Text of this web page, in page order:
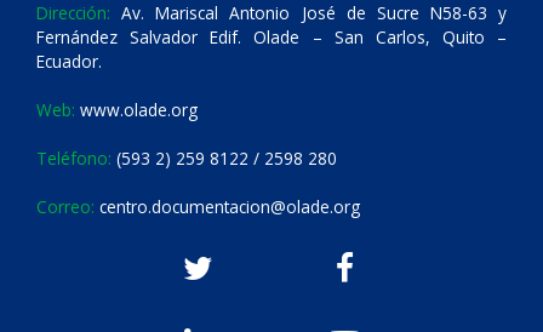
Dirección: Av. Mariscal Antonio José de Sucre N58-63 y
Fernández Salvador Edif. Olade – San Carlos, Quito –
Ecuador.
Web: www.olade.org
Teléfono: (593 2) 259 8122 / 2598 280
Correo: centro.documentacion@olade.org